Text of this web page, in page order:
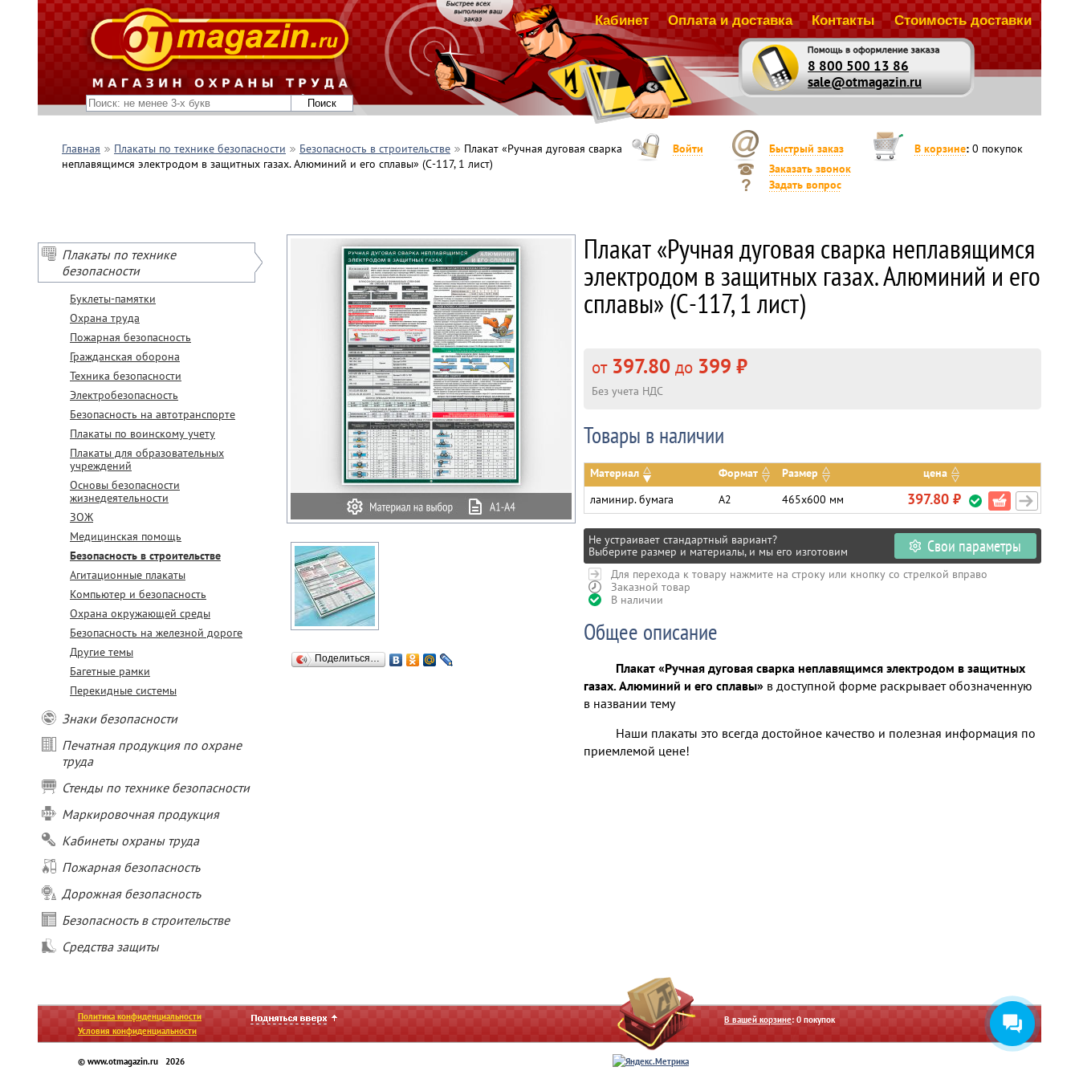
8 800 500 13 86
sale@otmagazin.ru
Кабинет Оплата и доставка Контакты Стоимость доставки
Главная Плакаты по технике безопасности Безопасность в строительстве
Плакат «Ручная дуговая сварка
неплавящимся электродом в защитных газах. Алюминий и его сплавы» (С-117, 1 лист)
Войти Быстрый заказ В корзине: 0 покупок
Заказать звонок
Задать вопрос
Плакаты по технике
безопасности
Буклеты-памятки
Охрана труда
Пожарная безопасность
Гражданская оборона
Техника безопасности
Электробезопасность
Безопасность на автотранспорте
Плакаты по воинскому учету
Плакаты для образовательных
учреждений
Основы безопасности
жизнедеятельности
ЗОЖ
Медицинская помощь
Безопасность в строительстве
Агитационные плакаты
Компьютер и безопасность
Охрана окружающей среды
Безопасность на железной дороге
Другие темы
Багетные рамки
Перекидные системы
Знаки безопасности
Печатная продукция по охране
труда
Стенды по технике безопасности
Маркировочная продукция
Кабинеты охраны труда
Пожарная безопасность
Дорожная безопасность
Безопасность в строительстве
Средства защиты
Поделиться…
Плакат «Ручная дуговая сварка неплавящимся
электродом в защитных газах. Алюминий и его
сплавы» (С-117, 1 лист)
от397.80 до 399 ₽
Без учета НДС
Товары в наличии
Материал Формат Размер
цена
ламинир. бумага
А2 465х600 мм 397.80 ₽
Не устраивает стандартный вариант?
Выберите размер и материалы, и мы его изготовим
Свои параметры
Для перехода к товару нажмите на строку или кнопку со стрелкой вправо
Заказной товар
В наличии
Общее описание
Плакат «Ручная дуговая сварка неплавящимся электродом в защитных
газах. Алюминий и его сплавы» в доступной форме раскрывает обозначенную
в названии тему
Наши плакаты это всегда достойное качество и полезная информация по
приемлемой цене!
Политика конфиденциальности
Условия конфиденциальности
В вашей корзине: 0 покупок
© www.otmagazin.ru 2026